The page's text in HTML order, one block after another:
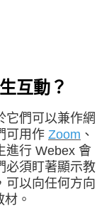
互動？
它們可以兼作網
可用作 Zoom 、
進行 Webex 會
必須盯著顯示教
可以向任何方向
。